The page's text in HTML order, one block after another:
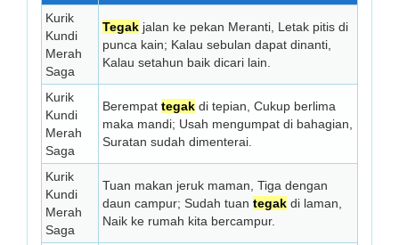
Kurik
Kundi
Merah
Saga
Tegak jalan ke pekan Meranti, Letak pitis di
punca kain; Kalau sebulan dapat dinanti,
Kalau setahun baik dicari lain.
Kurik
Kundi
Merah
Saga
Berempat tegak di tepian, Cukup berlima
maka mandi; Usah mengumpat di bahagian,
Suratan sudah dimenterai.
Kurik
Kundi
Merah
Saga
Tuan makan jeruk maman, Tiga dengan
daun campur; Sudah tuan tegak di laman,
Naik ke rumah kita bercampur.